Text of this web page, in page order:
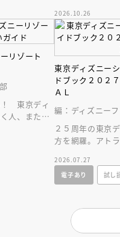
新情報をお届け！
2026.10.26
リゾート
！ 東京ディ
人、または
東京ディズニー
ドブック２０２
ＡＬ
編：ディズニー
２５周年の東京
方を網羅。アト
すいマップつき！
2026.07.27
電子あり
試し